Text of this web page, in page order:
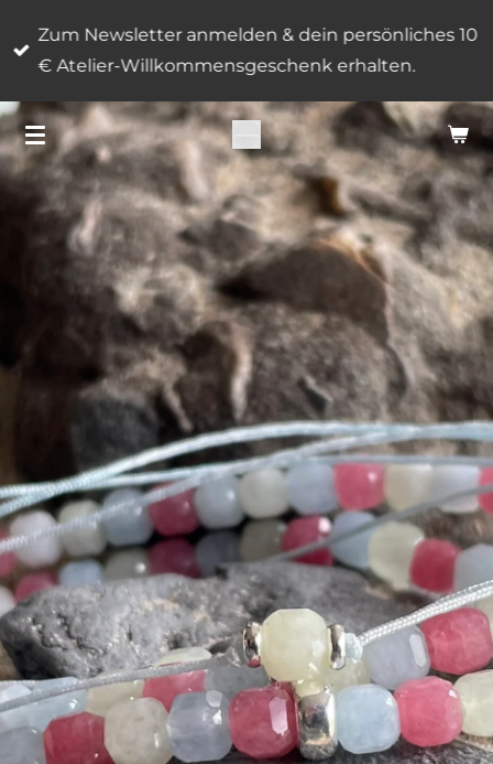
Zum
Hauptinhalt
Zum Newsletter anmelden & dein persönliches 10
€ Atelier-Willkommensgeschenk erhalten.